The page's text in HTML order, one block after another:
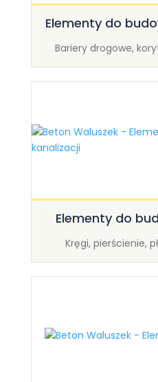
Elementy do
Bariery drogowe,
Elementy do
Kręgi, pierścienie,